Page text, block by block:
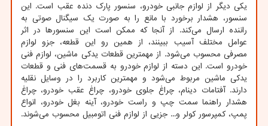
یکی دیگر از لوازم جانبی خودرو، سنسور پارک دنده عقب است. این
سنسور، هشدار برخورد با مانع را به صورت یک سیگنال صوتی به
راننده ارسال می‌کند. از آنجا که ممکن است این سنسورها در اثر
عوامل مختلف آسیب ببینند، از همین رو این قطعه، جزو لوازم
مصرفی محسوب می‌شود. از مهمترین قطعات یدکی ماشین، لوازم فنی
خودرو است. این دسته از لوازم خودرو به قسمت‌های فنی و قطعات
یدکی ماشین مربوط می‌شود و مهمترین کاربرد را در وسایل نقلیه
دارند. آفتامات دینام، چراغ جلوی خودرو، چراغ عقب خودرو، چراغ
هشدار راهنما سمت چپ و راست خودرو، آینه بغل خودرو، انواع
پمپ، کمپرسور کولر و... جزیی از لوازم فنی اتومبیل محسوب می‌شوند.